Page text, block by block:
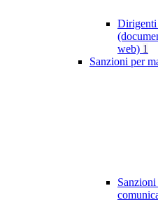
Dirigenti
web) 1
Sanzioni per